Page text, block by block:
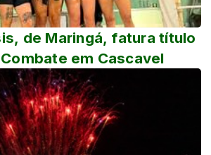
de Maringá, fatura título
em Cascavel